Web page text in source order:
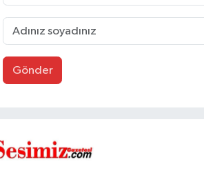
Gönder